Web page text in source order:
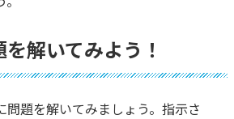
解いてみよう！
問題を解いてみましょう。指示さ